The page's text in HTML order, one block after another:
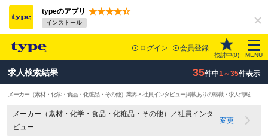
typeのアプリ
インストール
ログイン 会員登録
検討中(0) MENU
求人検索結果 35件中1～35件表示
メーカー（素材・化学・食品・化粧品・その他）業界 × 社員インタビュー掲載ありの転職・求人情報
メーカー（素材・化学・食品・化粧品・その他）／社員インタ
ビュー
変更